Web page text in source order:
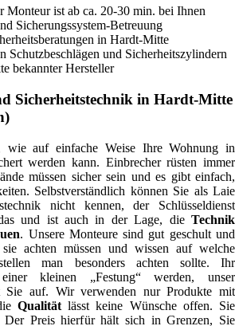
Monteur ist ab ca. 20-30 min. bei Ihnen
Sicherungssystem-Betreuung
in Hardt-Mitte
Schutzbeschlägen und Sicherheitszylindern
bekannter Hersteller
Sicherheitstechnik in Hardt-Mitte
wie auf einfache Weise Ihre Wohnung in
werden kann. Einbrecher rüsten immer
müssen sicher sein und es gibt einfach,
Selbstverständlich können Sie als Laie
nicht kennen, der Schlüsseldienst
und ist auch in der Lage, die Technik
. Unsere Monteure sind gut geschult und
achten müssen und wissen auf welche
man besonders achten sollte. Ihr
kleinen „Festung“ werden, unser
Sie auf. Wir verwenden nur Produkte mit
Qualitätlässt keine Wünsche offen. Sie
Der Preis hierfür hält sich in Grenzen, Sie